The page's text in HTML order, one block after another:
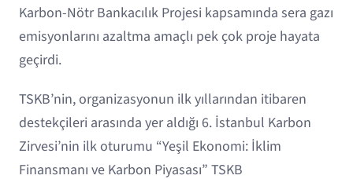
Karbon-Nötr Bankacılık Projesi kapsamında sera gazı
emisyonlarını azaltma amaçlı pek çok proje hayata
geçirdi.
TSKB’nin, organizasyonun ilk yıllarından itibaren
destekçileri arasında yer aldığı 6. İstanbul Karbon
Zirvesi’nin ilk oturumu “Yeşil Ekonomi: İklim
Finansmanı ve Karbon Piyasası” TSKB